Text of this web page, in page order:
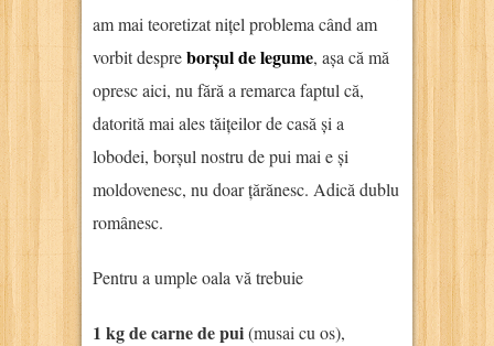
am mai teoretizat nițel problema când am
vorbit despreborșul de legume, așa că mă
opresc aici, nu fără a remarca faptul că,
datorită mai ales tăițeilor de casă și a
lobodei, borșul nostru de pui mai e și
moldovenesc, nu doar țărănesc. Adică dublu
românesc.
Pentru a umple oala vă trebuie
1 kg de carne de pui(musai cu os),